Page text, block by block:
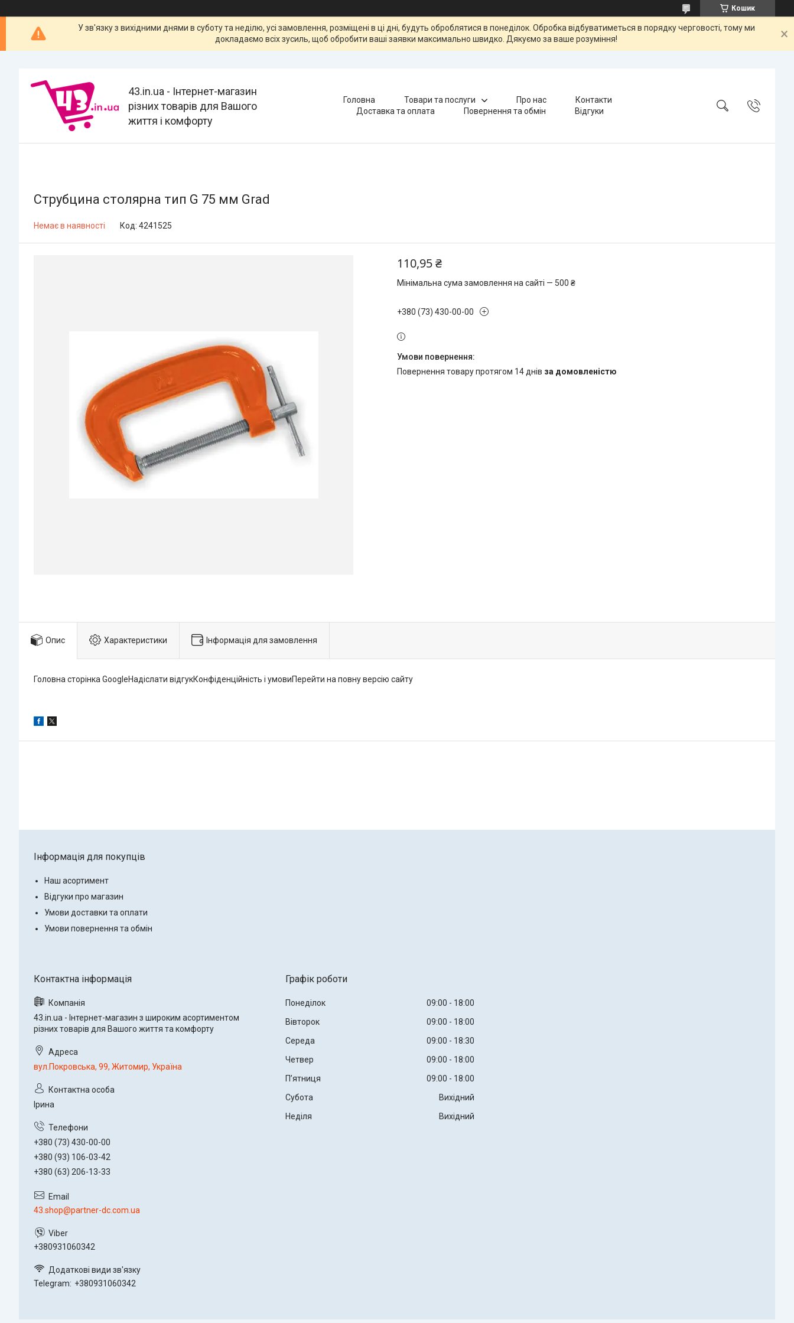
Кошик
У зв'язку з вихідними днями в суботу та неділю, усі замовлення, розміщені в ці дні, будуть оброблятися в понеділок. Обробка відбуватиметься в порядку черговості, тому ми
докладаємо всіх зусиль, щоб обробити ваші заявки максимально швидко. Дякуємо за ваше розуміння!
43.in.ua - Інтернет-магазин
різних товарів для Вашого
життя і комфорту
Головна Товари та послуги Про нас
Контакти
Доставка та оплата
Повернення та обмін Відгуки
Струбцина столярна тип G 75 мм Grad
Немає в наявності Код: 4241525
110,95 ₴
Мінімальна сума замовлення на сайті — 500 ₴
+380 (73) 430-00-00
повернення товару протягом 14 днів за домовленістю
Опис Характеристики Інформація для замовлення
Головна сторінка GoogleНадіслати відгукКонфіденційність і умовиПерейти на повну версію сайту
Інформація для покупців
Наш асортимент
Відгуки про магазин
Умови доставки та оплати
Умови повернення та обмін
43.in.ua - Інтернет-магазин з широким асортиментом
різних товарів для Вашого життя та комфорту
вул.Покровська, 99, Житомир, Україна
Ірина
+380 (73) 430-00-00
+380 (93) 106-03-42
+380 (63) 206-13-33
43.shop@partner-dc.com.ua
+380931060342
Telegram +380931060342
Графік роботи
Понеділок 09:00
18:00
Вівторок
09:00
18:00
Середа
09:00
18:30
Четвер
09:00
18:00
Пʼятниця
09:00
18:00
Субота
Вихідний
Неділя
Вихідний